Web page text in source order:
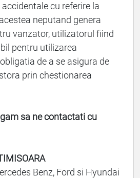
cu referire la
neputand genera
vanzator, utilizatorul fiind
pentru utilizarea
de a se asigura de
prin chestionarea
sa ne contactati cu
Benz, Ford si Hyundai